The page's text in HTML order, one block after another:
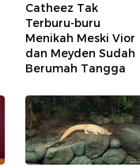
Catheez Tak
Terburu-buru
Menikah Meski Vior
dan Meyden Sudah
Berumah Tangga